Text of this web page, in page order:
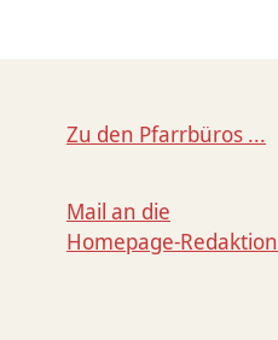
Zu den Pfarrbüros ...
Mail an die
Homepage-Redaktion